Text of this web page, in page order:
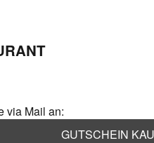
via Mail an:
GUTSCHEIN